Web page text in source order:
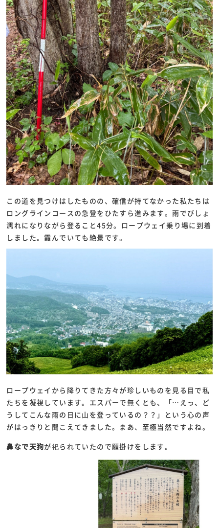
この道を見つけはしたものの、確信が持てなかった私たちは
ロングラインコースの急登をひたすら進みます。雨でびしょ
濡れになりながら登ること45分。ロープウェイ乗り場に到着
しました。霞んでいても絶景です。
ロープウェイから降りてきた方々が珍しいものを見る目で私
たちを凝視しています。エスパーで無くとも、「…えっ、ど
うしてこんな雨の日に山を登っているの？？」という心の声
がはっきりと聞こえてきました。まあ、至極当然ですよね。
鼻なで天狗が祀られていたので願掛けをします。